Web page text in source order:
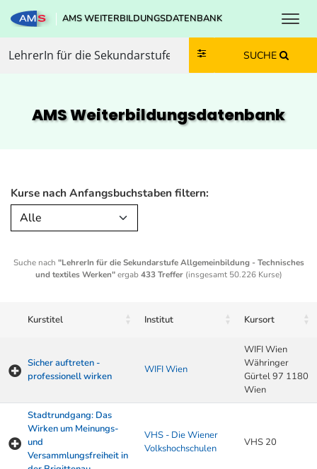
Zum Inhalt springen
Zum Navmenü springen
Zur Suche springen
Zur Footer springen
AMS WEITERBILDUNGSDATENBANK
SUCHE
AMS Weiterbildungs­datenbank
Kurse nach Anfangsbuchstaben filtern:
Alle
Suche nach "LehrerIn für die Sekundarstufe Allgemeinbildung - Technisches
und textiles Werken"ergab433 Treffer(insgesamt 50.226 Kurse)
Kurstitel Institut Kursort
Sicher auftreten -
professionell wirken
WIFI Wien
WIFI Wien
Währinger
Gürtel 97 1180
Wien
Stadtrundgang: Das
Wirken um Meinungs-
und
Versammlungsfreiheit in
VHS - Die Wiener
Volkshochschulen
VHS 20